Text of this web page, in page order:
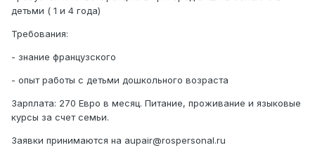
детьми ( 1 и 4 года)
Требования:
- знание французского
- опыт работы с детьми дошкольного возраста
Зарплата: 270 Евро в месяц. Питание, проживание и языковые
курсы за счет семьи.
Заявки принимаются на aupair@rospersonal.ru